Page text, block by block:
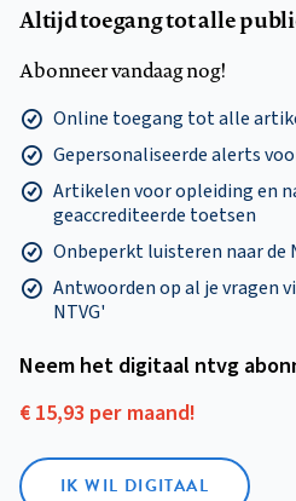
Altijd toegang tot alle
Abonneer vandaag nog!
Online toegang tot alle
Gepersonaliseerde alerts
Artikelen voor opleiding en
geaccrediteerde toetsen
Onbeperkt luisteren naar de
Antwoorden op al je vragen
NTVG'
Neem het digitaal ntvg
€ 15,93 per maand!
IK WIL DIGITAAL